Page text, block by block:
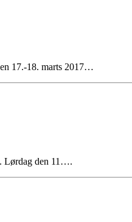
17.-18. marts 2017…
Lørdag den 11….